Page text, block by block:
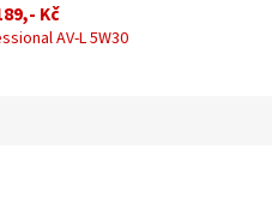
Kč
AV-L 5W30